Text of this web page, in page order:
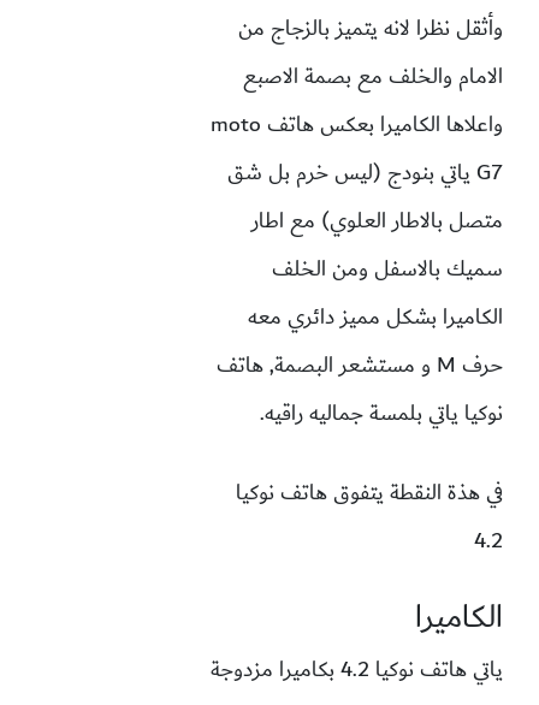
وأثقل نظرا لانه يتميز بالزجاج من
الامام والخلف مع بصمة الاصبع
واعلاها الكاميرا بعكس هاتف moto
G7 ياتي بنودج (ليس خرم بل شق
متصل بالاطار العلوي) مع اطار
سميك بالاسفل ومن الخلف
الكاميرا بشكل مميز دائري معه
حرف M و مستشعر البصمة, هاتف
نوكيا ياتي بلمسة جماليه راقيه.
في هذة النقطة يتفوق هاتف نوكيا
4.2
الكاميرا
ياتي هاتف نوكيا 4.2 بكاميرا مزدوجة